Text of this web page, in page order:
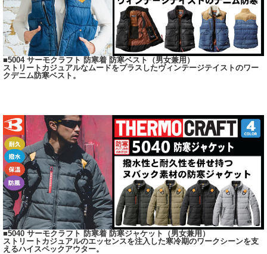
■5004 サーモクラフト 防寒着 防寒ベスト（男女兼用）
ストリートカジュアルなムードをプラスしたヴィンテージテイストのワー
クデニム防寒ベスト。
■5040 サーモクラフト 防寒着 防寒ジャケット（男女兼用）
ストリートカジュアルのエッセンスを注入した寒冷期のワークシーンを支
えるハイスペックアウター。